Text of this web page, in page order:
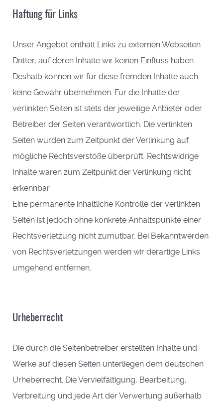
Haftung für Links
Unser Angebot enthält Links zu externen Webseiten
Dritter, auf deren Inhalte wir keinen Einfluss haben.
Deshalb können wir für diese fremden Inhalte auch
keine Gewähr übernehmen. Für die Inhalte der
verlinkten Seiten ist stets der jeweilige Anbieter oder
Betreiber der Seiten verantwortlich. Die verlinkten
Seiten wurden zum Zeitpunkt der Verlinkung auf
mögliche Rechtsverstöße überprüft. Rechtswidrige
Inhalte waren zum Zeitpunkt der Verlinkung nicht
erkennbar.
Eine permanente inhaltliche Kontrolle der verlinkten
Seiten ist jedoch ohne konkrete Anhaltspunkte einer
Rechtsverletzung nicht zumutbar. Bei Bekanntwerden
von Rechtsverletzungen werden wir derartige Links
umgehend entfernen.
Urheberrecht
Die durch die Seitenbetreiber erstellten Inhalte und
Werke auf diesen Seiten unterliegen dem deutschen
Urheberrecht. Die Vervielfältigung, Bearbeitung,
Verbreitung und jede Art der Verwertung außerhalb